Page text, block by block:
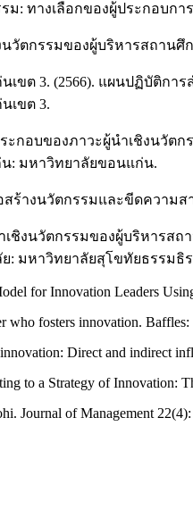
: ทางเลือกของผู้ประกอบกา
นวัตกรรมของผู้บริหารสถาน
ขต 3. (2566). แผนปฏิบัติก
เขต 3.
ะกอบของภาวะผู้นําเชิงนวั
: มหาวิทยาลัยขอนแก่น.
างนวัตกรรมและขีดความส
ำเชิงนวัตกรรมของผู้บริหา
มหาวิทยาลัยสุโขทัยธรรมธิ
for Innovation Leaders
who fosters innovation.
Direct and indirect
to a Strategy of Innovation:
Journal of Management